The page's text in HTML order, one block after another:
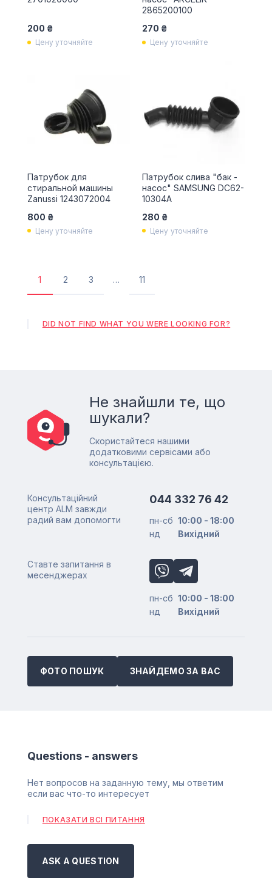
200 ₴
Цену уточняйте
2865200100
270 ₴
Цену уточняйте
Патрубок для
стиральной машины
Zanussi 1243072004
800 ₴
Цену уточняйте
Патрубок слива "бак -
насос" SAMSUNG DC62-
10304A
280 ₴
Цену уточняйте
Поточна
1
Сторінка
2
Сторінка
3 …
Остання
11
DID NOT FIND WHAT YOU WERE LOOKING FOR?
Не знайшли те, що
шукали?
Скористайтеся нашими
додатковими сервісами або
консультацією.
Консультаційний
центр ALM завжди
радий вам допомогти
044 332 76 42
пн-сб 10:00 - 18:00
нд
Вихідний
Ставте запитання в
месенджерах
пн-сб 10:00 - 18:00
нд
Вихідний
ФОТО ПОШУК ЗНАЙДЕМО ЗА ВАС
Questions - answers
Нет вопросов на заданную тему, мы ответим
если вас что-то интересует
ПОКАЗАТИ ВСІ ПИТАННЯ
ASK A QUESTION